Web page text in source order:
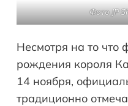
Фото JP
Несмотря на то что
рождения короля
14 ноября,
традиционно